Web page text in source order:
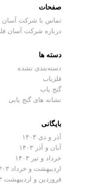
صفحات
تماس با شرکت آسان
درباره شرکت آسان
دسته ها
دسته‌بندی نشده
فلزیاب
گنج یاب
نشانه های گنج یابی
بایگانی
آذر و دی ۱۴۰۳
آبان و آذر ۱۴۰۳
خرداد و تیر ۱۴۰۳
اردیبهشت و خرداد ۱۴۰۳
فروردین و اردیبهشت ۱۴۰۳